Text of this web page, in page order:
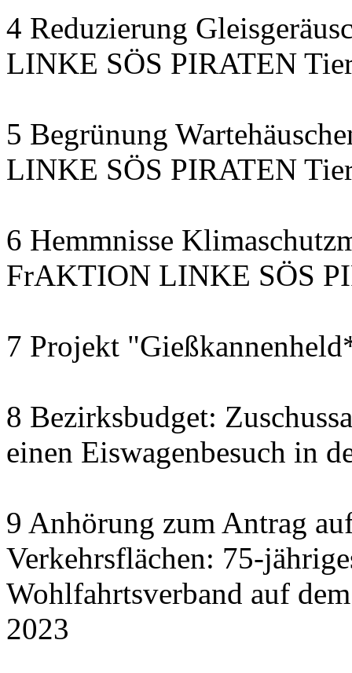
4 Reduzierung
LINKE SÖS PIRATEN
5 Begrünung
LINKE SÖS PIRATEN
6 Hemmnisse
FrAKTION LINKE SÖS
7 Projekt
8 Bezirksbudget:
einen Eiswagenbesuch in
9 Anhörung zum Antrag
Verkehrsflächen: 75-
Wohlfahrtsverband auf
2023